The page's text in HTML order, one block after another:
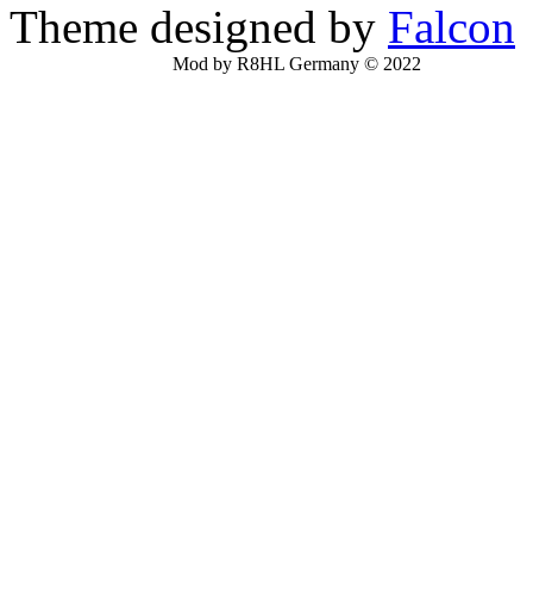
Theme designed by Falcon
Mod by R8HL Germany © 2022